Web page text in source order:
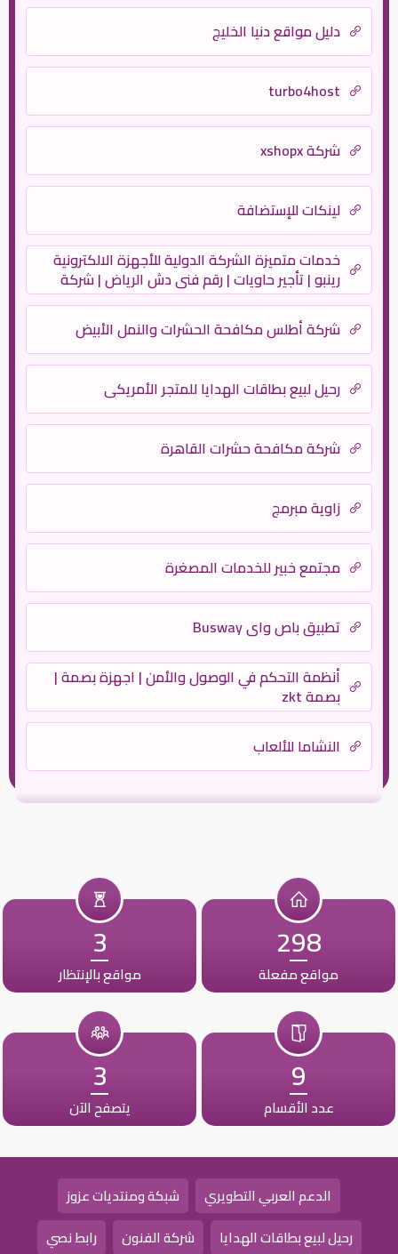
دليل مواقع دنيا الخليج
turbo4host
شركة xshopx
لينكات للإستضافة
خدمات متميزة الشركة الدولية للأجهزة الالكترونية
رينبو | تأجير حاويات | رقم فنى دش الرياض | شركة
نظافة | نقل عفش – بروتكتور
شركة أطلس مكافحة الحشرات والنمل الأبيض
رحيل لبيع بطاقات الهدايا للمتجر الأمريكي
شركة مكافحة حشرات القاهرة
زاوية مبرمج
مجتمع خبير للخدمات المصغرة
تطبيق باص واي Busway
أنظمة التحكم في الوصول والأمن | اجهزة بصمة |
بصمة zkt
النشاما للألعاب
298
مواقع مفعلة
3
مواقع بالإنتظار
9
عدد الأقسام
3
يتصفح الآن
الدعم العربي التطويري
شبكة ومنتديات عزوز
رحيل لبيع بطاقات الهدايا
شركة الفنون رابط نصي